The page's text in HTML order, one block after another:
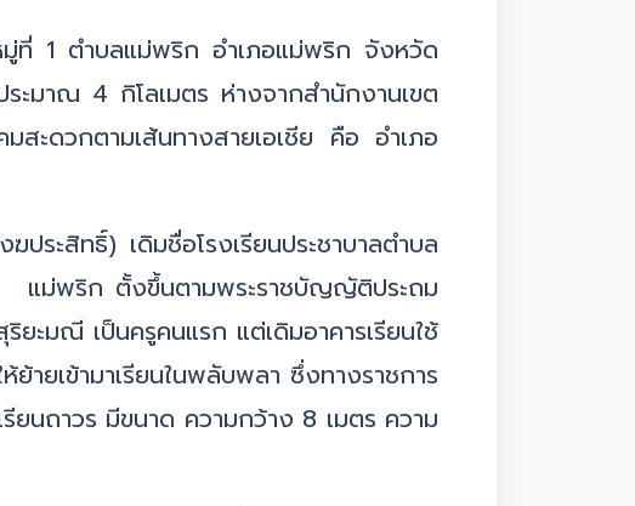
ที่ 1 ตำบลแม่พริก อำเภอแม่พริก จังหวัด
ะมาณ 4 กิโลเมตร ห่างจากสำนักงานเขต
ะดวกตามเส้นทางสายเอเชีย คือ อำเภอ
ประสิทธิ์) เดิมชื่อโรงเรียนประชาบาลตำบล
แม่พริก ตั้งขึ้นตามพระราชบัญญัติประถม
มณี เป็นครูคนแรก แต่เดิมอาคารเรียนใช้
ยเข้ามาเรียนในพลับพลา ซึ่งทางราชการ
ยนถาวร มีขนาด ความกว้าง 8 เมตร ความ